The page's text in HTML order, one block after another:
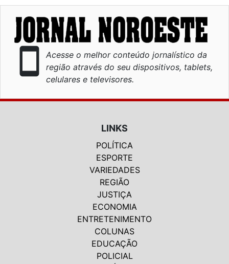
smartphone
Acesse o melhor conteúdo jornalístico da
região através do seu dispositivos, tablets,
celulares e televisores.
LINKS
POLÍTICA
ESPORTE
VARIEDADES
REGIÃO
JUSTIÇA
ECONOMIA
ENTRETENIMENTO
COLUNAS
EDUCAÇÃO
POLICIAL